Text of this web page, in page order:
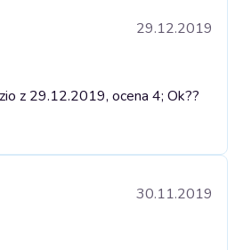
29.12.2019
z 29.12.2019, ocena 4; Ok??
30.11.2019